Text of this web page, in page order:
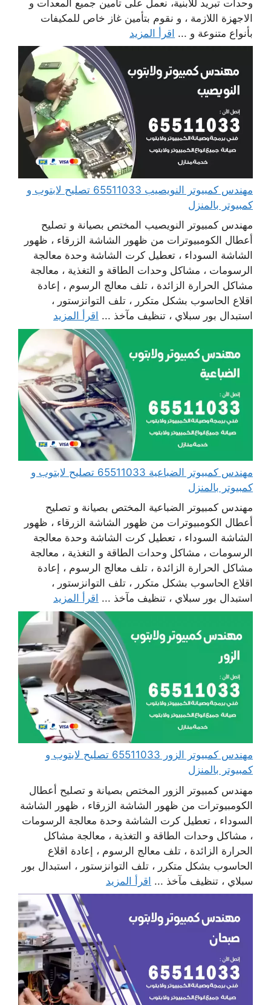
وحدات تبريد للابنية، نعمل على تأمين جميع المعدات و
الاجهزة اللازمة ، و نقوم بتأمين غاز خاص للمكيفات
بأنواع متنوعة و ... اقرأ المزيد
مهندس كمبيوتر النويصيب 65511033 تصليح لابتوب و
كمبيوتر بالمنزل
مهندس كمبيوتر النويصيب المختص بصيانة و تصليح
أعطال الكومبيوترات من ظهور الشاشة الزرقاء ، ظهور
الشاشة السوداء ، تعطيل كرت الشاشة وحدة معالجة
الرسومات ، مشاكل وحدات الطاقة و التغذية ، معالجة
مشاكل الحرارة الزائدة ، تلف معالج الرسوم ، إعادة
اقلاع الحاسوب بشكل متكرر ، تلف التوانزستور ،
استبدال بور سبلاي ، تنظيف مآخذ ... اقرأ المزيد
مهندس كمبيوتر الضباعية 65511033 تصليح لابتوب و
كمبيوتر بالمنزل
مهندس كمبيوتر الضباعية المختص بصيانة و تصليح
أعطال الكومبيوترات من ظهور الشاشة الزرقاء ، ظهور
الشاشة السوداء ، تعطيل كرت الشاشة وحدة معالجة
الرسومات ، مشاكل وحدات الطاقة و التغذية ، معالجة
مشاكل الحرارة الزائدة ، تلف معالج الرسوم ، إعادة
اقلاع الحاسوب بشكل متكرر ، تلف التوانزستور ،
استبدال بور سبلاي ، تنظيف مآخذ ... اقرأ المزيد
مهندس كمبيوتر الزور 65511033 تصليح لابتوب و
كمبيوتر بالمنزل
مهندس كمبيوتر الزور المختص بصيانة و تصليح أعطال
الكومبيوترات من ظهور الشاشة الزرقاء ، ظهور الشاشة
السوداء ، تعطيل كرت الشاشة وحدة معالجة الرسومات
، مشاكل وحدات الطاقة و التغذية ، معالجة مشاكل
الحرارة الزائدة ، تلف معالج الرسوم ، إعادة اقلاع
الحاسوب بشكل متكرر ، تلف التوانزستور ، استبدال بور
سبلاي ، تنظيف مآخذ ... اقرأ المزيد